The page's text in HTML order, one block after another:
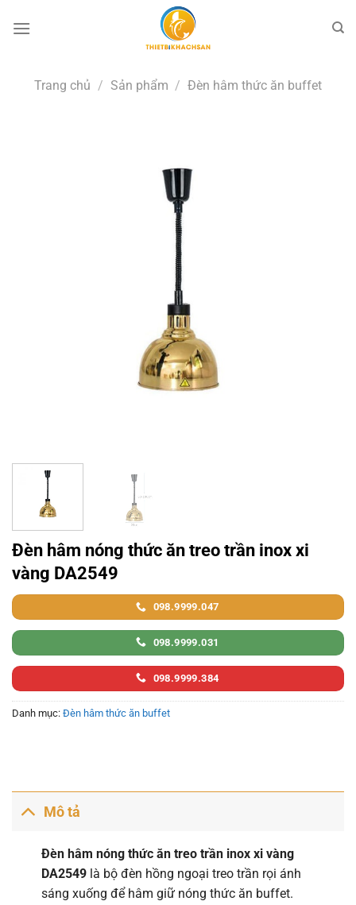
qua
Trang chủ / Sản phẩm / Đèn hâm thức ăn buffet
Đèn hâm nóng thức ăn treo trần inox xi
vàng DA2549
098.9999.047
098.9999.031
098.9999.384
Danh mục: Đèn hâm thức ăn buffet
Mô tả
Đèn hâm nóng thức ăn treo trần inox xi vàng
DA2549là bộ đèn hồng ngoại treo trần rọi ánh
sáng xuống để hâm giữ nóng thức ăn buffet.